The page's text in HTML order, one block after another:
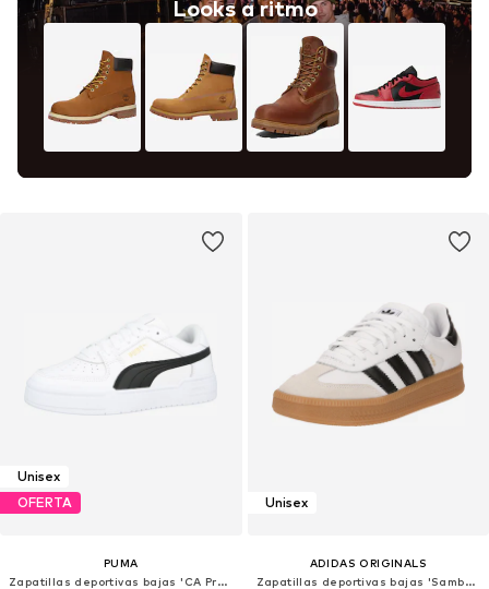
Looks a ritmo
Unisex
OFERTA
PUMA
Zapatillas deportivas bajas 'CA Pro Classic II'
Unisex
ADIDAS ORIGINALS
Zapatillas deportivas bajas 'Samba XLG'